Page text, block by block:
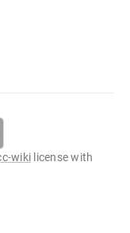
wiki license with